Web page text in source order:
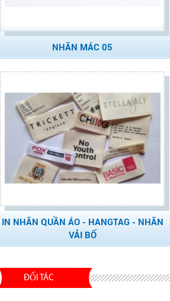
NHÃN MÁC 05
IN NHÃN QUẦN ÁO - HANGTAG - NHÃN
VẢI BỐ
ĐỐI TÁC